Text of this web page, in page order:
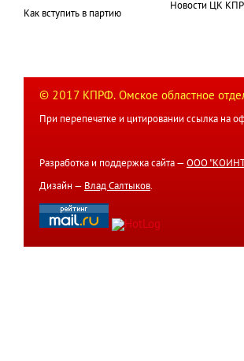
Как вступить в партию
Новости ЦК
© 2017 КПРФ. Омское областное
При перепечатке и цитировании ссылка на
Разработка и поддержка сайта — ООО
Дизайн — Влад Салтыков.